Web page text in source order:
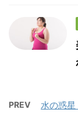
PREV 水の惑